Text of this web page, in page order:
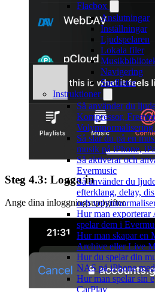
Flacbox
Anslutningar
Inställningar
Ljudspelaren
Lokala filer
Navigering
Spellistor
Instruktioner
Så använder du
Kompressor,
Volymnormalisering
Så slår du på en
musik på iPhone,
Så aktiverar och
Evermusic
Så använder du
efterklang, delay,
och
Hur man exporterar
spelar dem i
Hur man skapar en
Archive eller Live
Hur du spelar din
NAS på iPhone
Hur man spelar sin
CarPlay
Steg 4.3: Logga in
Ange dina inloggningsuppgifter.